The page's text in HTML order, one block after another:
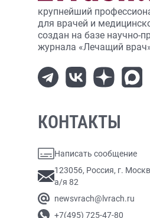
крупнейший
для врачей и
создан на базе научно-
журнала «Лечащий
КОНТАКТЫ
Написать сообщение
123056, Россия, г.
а/я 82
newsvrach@lvrach.ru
+7(495) 725-47-80